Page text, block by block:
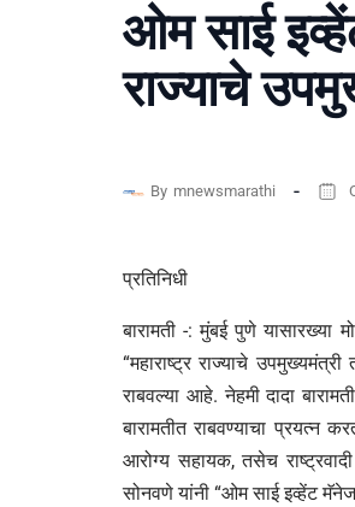
ओम साई
राज्याचे
By mnewsmarathi
प्रतिनिधी
बारामती -: मुंबई पुणे
“महाराष्ट्र राज्याचे
राबवल्या आहे. नेहमी दादा
बारामतीत राबवण्याचा प्रयत्न
आरोग्य सहायक, तसेच
सोनवणे यांनी “ओम साई इव्हेंट